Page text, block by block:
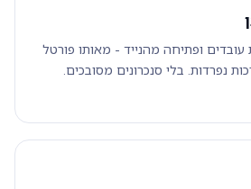
עובדים ופתיחה מהנייד - מאותו פורטל
נפרדות. בלי סנכרונים מסובכים.